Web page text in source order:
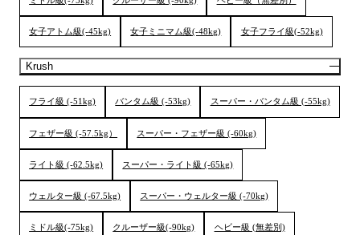
女子アトム級(-45kg) 女子ミニマム級(-48kg) 女子フライ級(-52kg)
Krush
フライ級 (-51kg) バンタム級 (-53kg) スーパー・バンタム級 (-55kg)
フェザー級 (-57.5kg） スーパー・フェザー級 (-60kg)
ライト級 (-62.5kg) スーパー・ライト級 (-65kg)
ウェルター級 (-67.5kg) スーパー・ウェルター級 (-70kg)
ミドル級(-75kg) クルーザー級(-90kg) ヘビー級 (無差別)